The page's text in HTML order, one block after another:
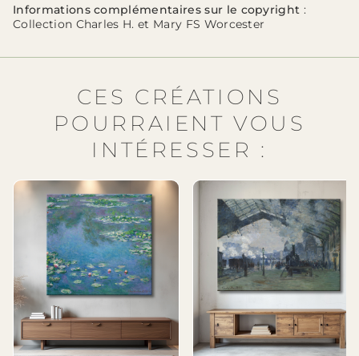
Informations complémentaires sur le copyright :
Collection Charles H. et Mary FS Worcester
CES CRÉATIONS
POURRAIENT VOUS
INTÉRESSER :